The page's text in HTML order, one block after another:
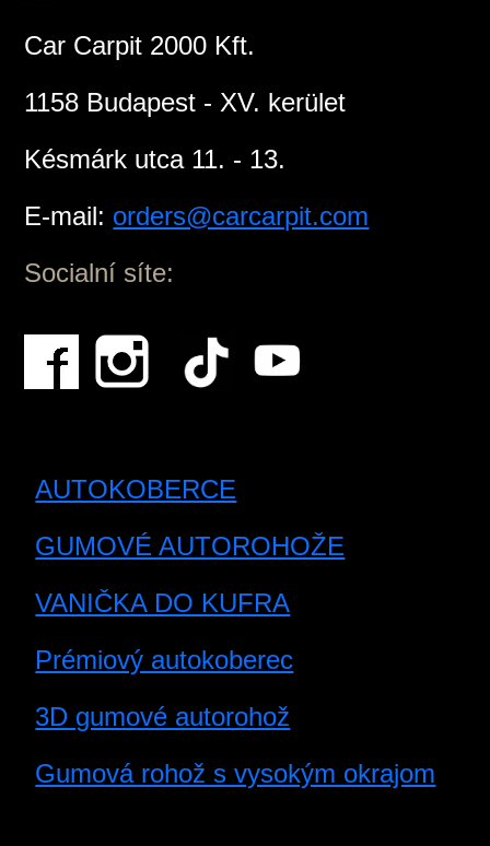
Car Carpit 2000 Kft.
1158 Budapest - XV. kerület
Késmárk utca 11. - 13.
E-mail: orders@carcarpit.com
Socialní síte:
AUTOKOBERCE
GUMOVÉ AUTOROHOŽE
VANIČKA DO KUFRA
Prémiový autokoberec
3D gumové autorohož
Gumová rohož s vysokým okrajom